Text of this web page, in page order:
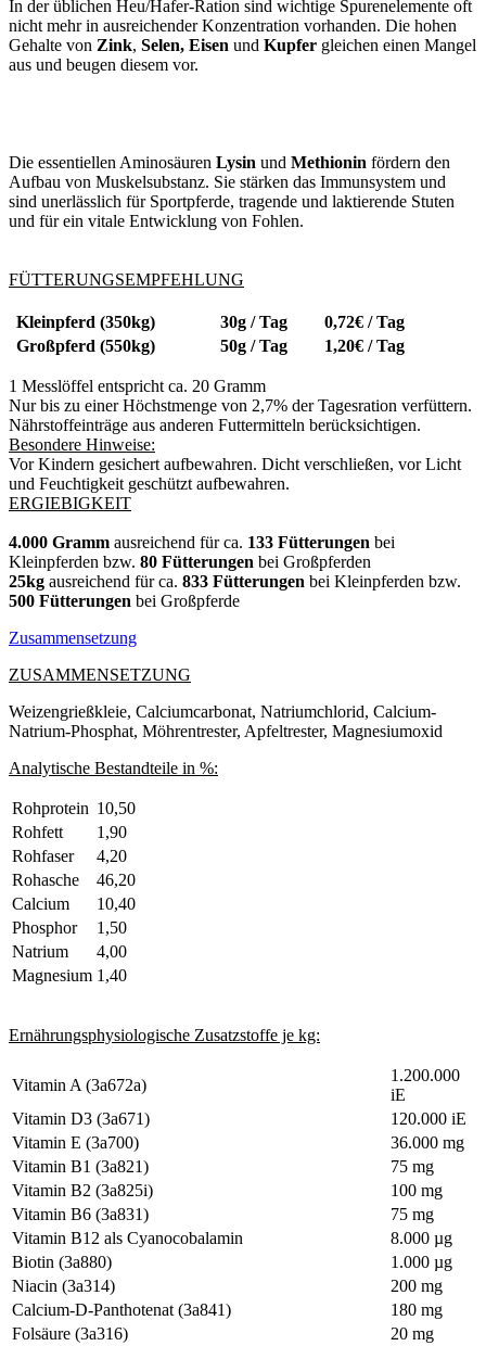
In der üblichen Heu/Hafer-Ration sind wichtige Spurenelemente oft
nicht mehr in ausreichender Konzentration vorhanden. Die hohen
Gehalte von Zink, Selen, Eisen und Kupfer gleichen einen Mangel
aus und beugen diesem vor.
Die essentiellen Aminosäuren Lysin und Methionin fördern den
Aufbau von Muskelsubstanz. Sie stärken das Immunsystem und
sind unerlässlich für Sportpferde, tragende und laktierende Stuten
und für ein vitale Entwicklung von Fohlen.
FÜTTERUNGSEMPFEHLUNG
Kleinpferd (350kg) 30g / Tag
0,72€ / Tag
Großpferd (550kg)
50g / Tag 1,20€ / Tag
1 Messlöffel entspricht ca. 20 Gramm
Nur bis zu einer Höchstmenge von 2,7% der Tagesration verfüttern.
Nährstoffeinträge aus anderen Futtermitteln berücksichtigen.
Besondere Hinweise:
Vor Kindern gesichert aufbewahren. Dicht verschließen, vor Licht
und Feuchtigkeit geschützt aufbewahren.
ERGIEBIGKEIT
4.000 Gramm ausreichend für ca. 133 Fütterungen bei
Kleinpferden bzw. 80 Fütterungen bei Großpferden
25kg ausreichend für ca. 833 Fütterungen bei Kleinpferden bzw.
500 Fütterungen bei Großpferde
Zusammensetzung
ZUSAMMENSETZUNG
Weizengrießkleie, Calciumcarbonat, Natriumchlorid, Calcium-
Natrium-Phosphat, Möhrentrester, Apfeltrester, Magnesiumoxid
Analytische Bestandteile in %:
Rohprotein 10,50
Rohfett
1,90
Rohfaser
4,20
Rohasche
46,20
Calcium
10,40
Phosphor
1,50
Natrium
4,00
Magnesium 1,40
Ernährungsphysiologische Zusatzstoffe je kg:
Vitamin A (3a672a)
1.200.000
iE
Vitamin D3 (3a671)
120.000 iE
Vitamin E (3a700)
36.000 mg
Vitamin B1 (3a821)
75 mg
Vitamin B2 (3a825i)
100 mg
Vitamin B6 (3a831)
75 mg
Vitamin B12 als Cyanocobalamin
8.000 µg
Biotin (3a880)
1.000 µg
Niacin (3a314)
200 mg
Calcium-D-Panthotenat (3a841)
180 mg
Folsäure (3a316)
20 mg